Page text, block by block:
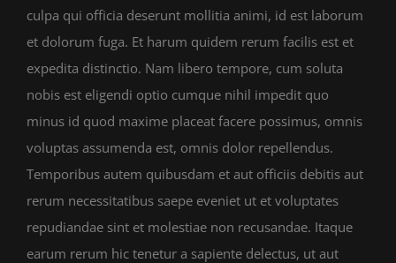
culpa qui officia deserunt mollitia animi, id est laborum
et dolorum fuga. Et harum quidem rerum facilis est et
expedita distinctio. Nam libero tempore, cum soluta
nobis est eligendi optio cumque nihil impedit quo
minus id quod maxime placeat facere possimus, omnis
voluptas assumenda est, omnis dolor repellendus.
Temporibus autem quibusdam et aut officiis debitis aut
rerum necessitatibus saepe eveniet ut et voluptates
repudiandae sint et molestiae non recusandae. Itaque
earum rerum hic tenetur a sapiente delectus, ut aut